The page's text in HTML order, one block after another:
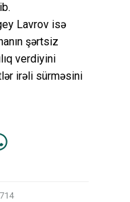
Lavrov isə
şərtsiz
verdiyini
irəli sürməsini
714